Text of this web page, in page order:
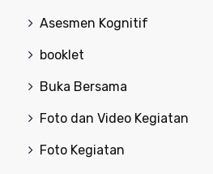
Asesmen Kognitif
booklet
Buka Bersama
Foto dan Video Kegiatan
Foto Kegiatan